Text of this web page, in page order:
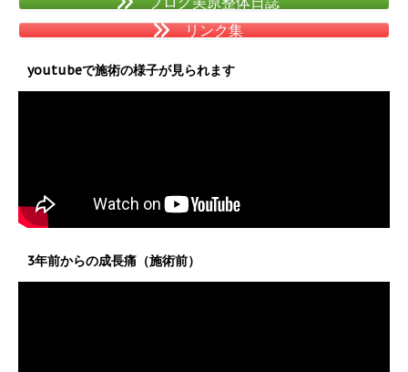
リンク集
youtubeで施術の様子が見られます
3年前からの成長痛（施術前）